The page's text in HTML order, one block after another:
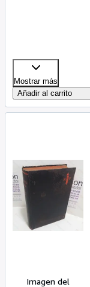
Mostrar más
Añadir al carrito
Imagen del